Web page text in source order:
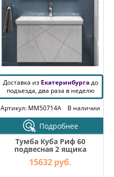
Доставка из Екатеринбургадо
подъезда, два раза в неделю
Артикул: MM50714A
В наличии
Подробнее
Тумба Куба Риф 60
подвесная 2 ящика
раковина Океан 60
15632 руб.